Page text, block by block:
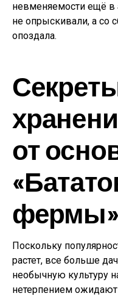
невменяемости ещё в
не опрыскивали, а со
опоздала.
от
фермы»
Поскольку
растет, все больше
необычную культуру
нетерпением